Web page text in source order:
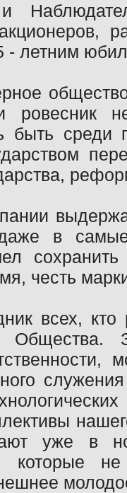
- летним
и ровесник
быть среди
в
честь
всех,
Общества.
уже в
которые